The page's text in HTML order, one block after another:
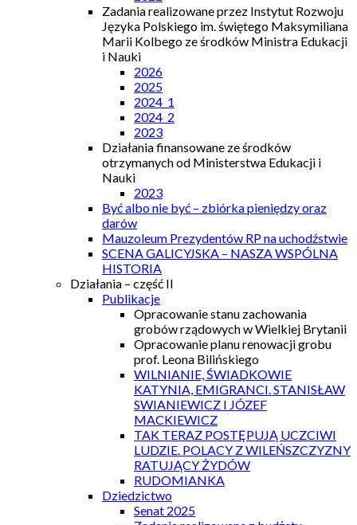
Zadania realizowane przez Instytut Rozwoju
Języka Polskiego im. świętego Maksymiliana
Marii Kolbego ze środków Ministra Edukacji
i Nauki
2026
2025
2024_1
2024_2
2023
Działania finansowane ze środków
otrzymanych od Ministerstwa Edukacji i
Nauki
2023
Być albo nie być – zbiórka pieniędzy oraz
darów
Mauzoleum Prezydentów RP na uchodźstwie
SCENA GALICYJSKA – NASZA WSPÓLNA
HISTORIA
Działania – część II
Publikacje
Opracowanie stanu zachowania
grobów rządowych w Wielkiej Brytanii
Opracowanie planu renowacji grobu
prof. Leona Bilińskiego
WILNIANIE, ŚWIADKOWIE
KATYNIA, EMIGRANCI. STANISŁAW
SWIANIEWICZ I JÓZEF
MACKIEWICZ
TAK TERAZ POSTĘPUJĄ UCZCIWI
LUDZIE. POLACY Z WILEŃSZCZYZNY
RATUJĄCY ŻYDÓW
RUDOMIANKA
Dziedzictwo
Senat 2025